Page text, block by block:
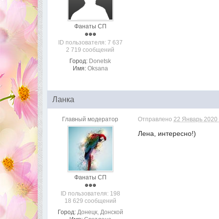
Фанаты СП
ID пользователя: 7 637
2 719 сообщений
Город: Donetsk
Имя: Oksana
Ланка
Главный модератор
Фанаты СП
ID пользователя: 198
18 629 сообщений
Город: Донецк, Донской
Отправлено22 Январь 2020
Лена, интересно!)